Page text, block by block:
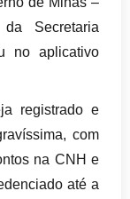
Secretaria
no aplicativo
registrado e
com
na CNH e
até a